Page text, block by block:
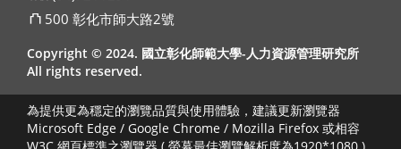
⛫ 500 彰化市師大路2號
Copyright © 2024. 國立彰化師範大學-人力資源管理研究所
All rights reserved.
為提供更為穩定的瀏覽品質與使用體驗，建議更新瀏覽器
Microsoft Edge / Google Chrome / Mozilla Firefox 或相容
W3C 網頁標準之瀏覽器 ( 螢幕最佳瀏覽解析度為1920*1080 )